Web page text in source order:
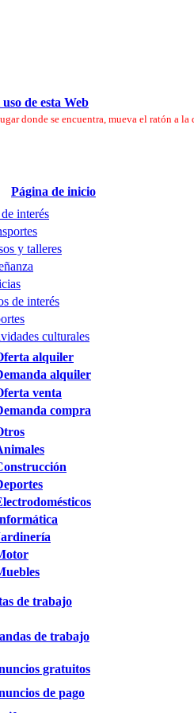
de esta Web
donde se encuentra, mueva el ratón a la
Página de inicio
interés
y talleres
de interés
culturales
alquiler
alquiler
venta
compra
de trabajo
de trabajo
gratuitos
de pago